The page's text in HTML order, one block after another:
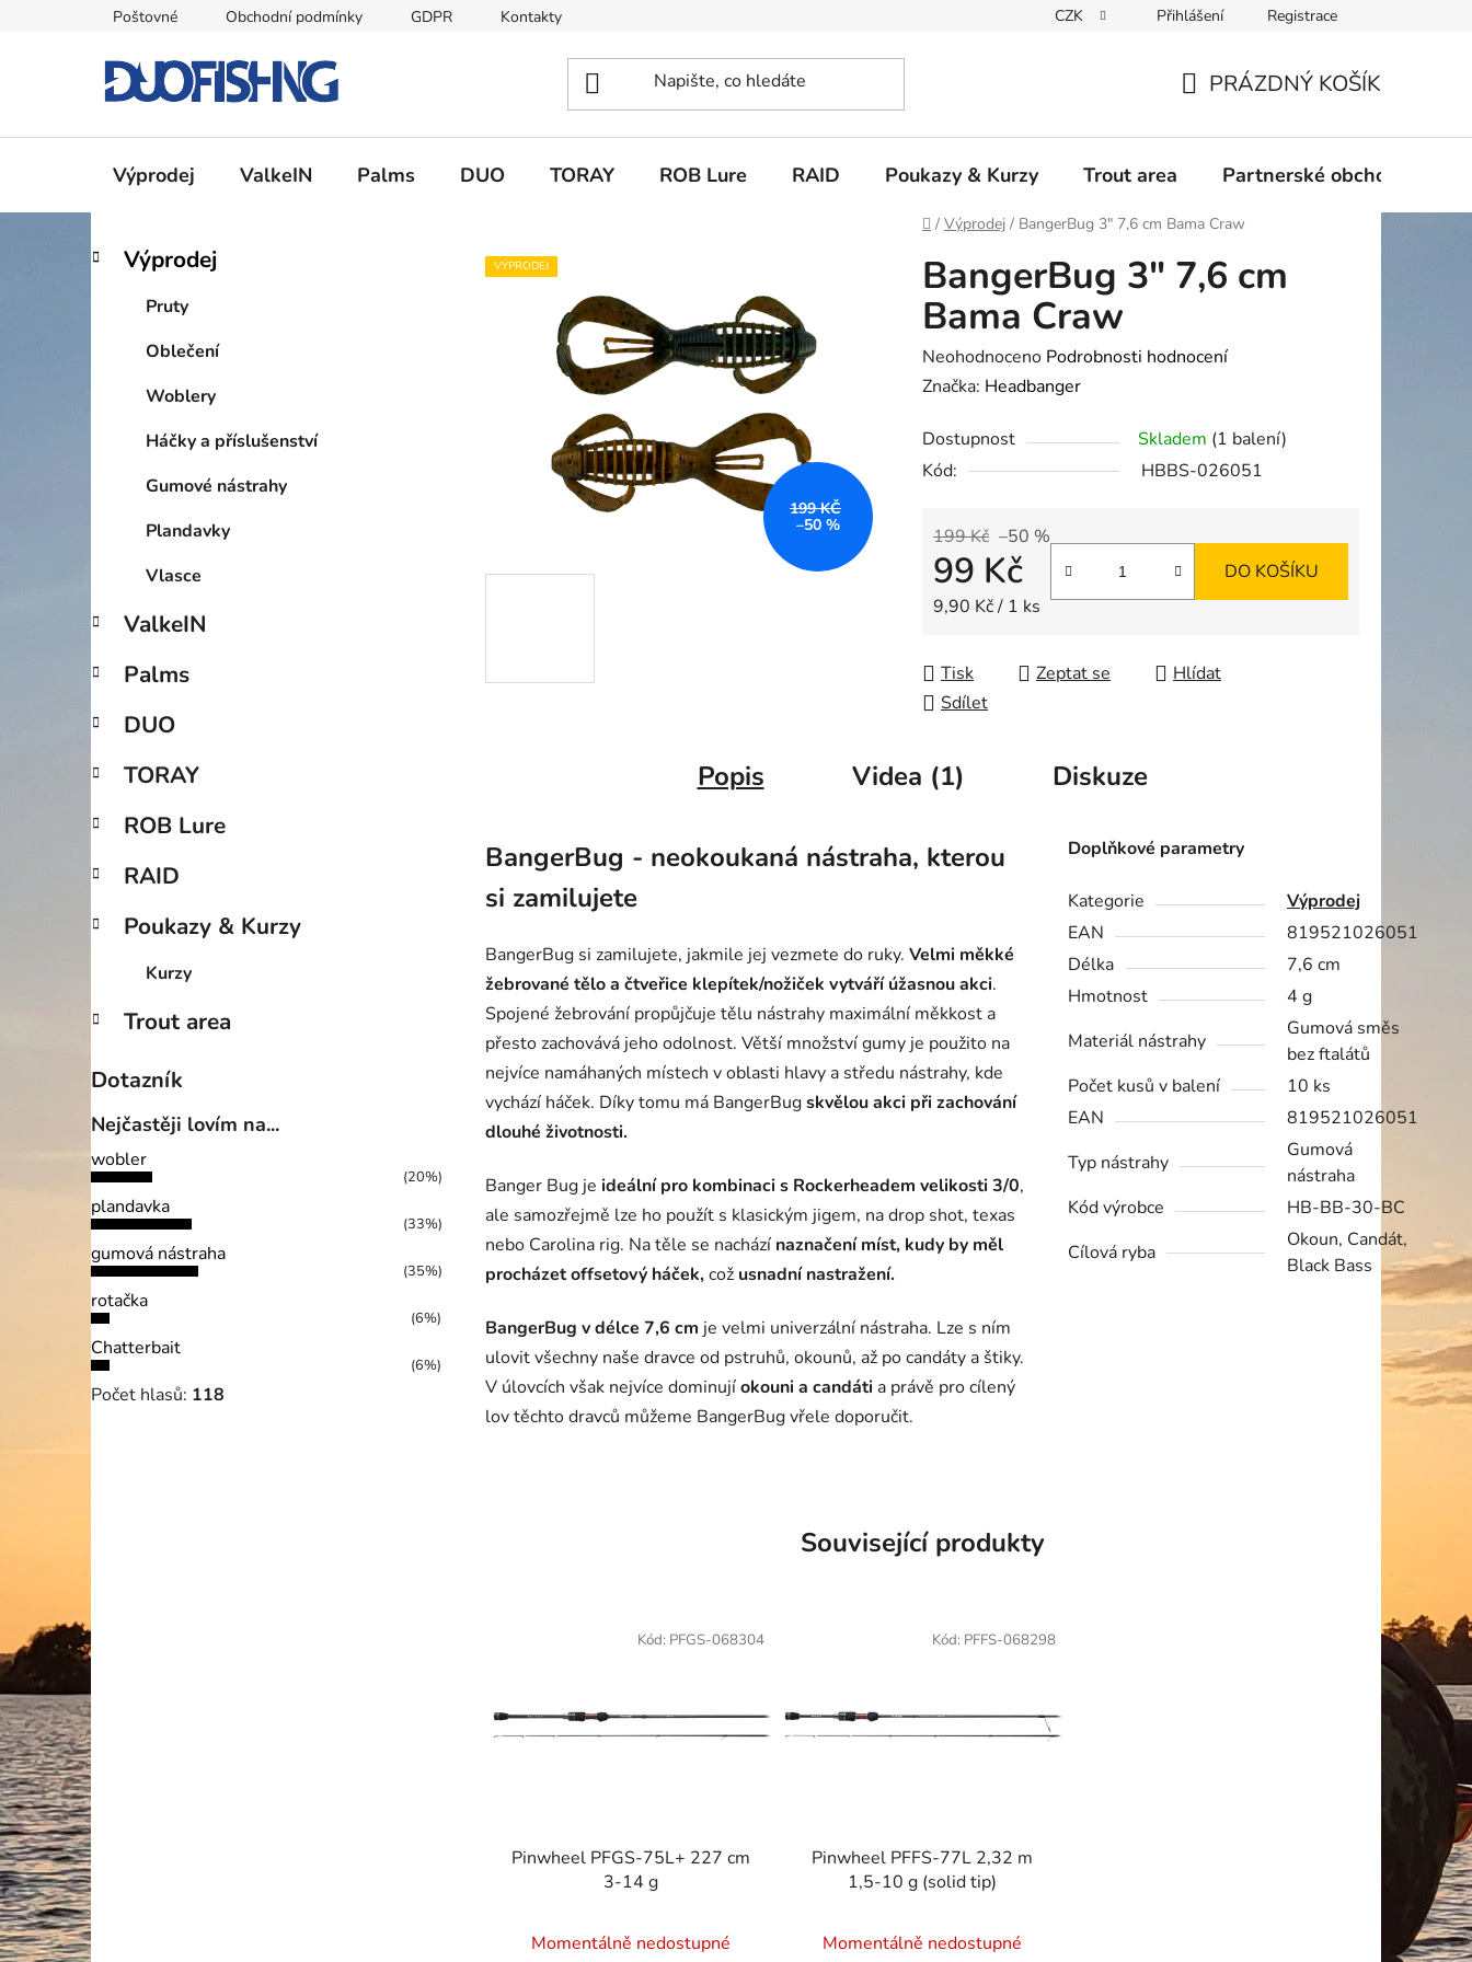
Poštovné Obchodní podmínky GDPR Kontakty CZK Přihlášení Registrace
KOŠÍK
PRÁZDNÝ KOŠÍK
Výprodej ValkeIN Palms DUO TORAY ROB Lure RAID Poukazy & Kurzy Trout area Partnerské obchody
Domů
/ Výprodej / BangerBug 3" 7,6 cm Bama Craw
P
l
Přeskočit
kategorie
K
a
Výprodej
Pruty
Oblečení
Woblery
Háčky a příslušenství
Gumové nástrahy
Plandavky
Vlasce
ValkeIN
Palms
DUO
TORAY
ROB Lure
RAID
Poukazy & Kurzy
Kurzy
Trout area
Dotazník
Nejčastěji lovím na...
wobler
(20%)
plandavka
(33%)
gumová nástraha
(35%)
rotačka
(6%)
Chatterbait
(6%)
Počet hlasů: 118
BangerBug 3" 7,6 cm
Bama Craw
Průměrné
hodnocení
je
0,0
hvězdiček.
Neohodnoceno Podrobnosti hodnocení
Značka: Headbanger
Dostupnost Skladem (1 balení)
Kód:
HBBS-026051
199 Kč –50 %
99 Kč
Měrná cena:
9,90 Kč / 1 ks
DO KOŠÍKU
Tisk Zeptat se
Hlídat
Sdílet
VÝPRODEJ
199 KČ
–50 %
Popis Videa (1) Diskuze
BangerBug - neokoukaná nástraha, kterou
si zamilujete
BangerBug si zamilujete, jakmile jej vezmete do ruky. Velmi měkké
žebrované tělo a čtveřice klepítek/nožiček vytváří úžasnou akci.
Spojené žebrování propůjčuje tělu nástrahy maximální měkkost a
přesto zachovává jeho odolnost. Větší množství gumy je použito na
nejvíce namáhaných místech v oblasti hlavy a středu nástrahy, kde
vychází háček. Díky tomu má BangerBugskvělou akci při zachování
dlouhé životnosti.
Banger Bug je ideální pro kombinaci s Rockerheadem velikosti 3/0,
ale samozřejmě lze ho použít s klasickým jigem, na drop shot, texas
nebo Carolina rig. Na těle se nachází naznačení míst, kudy by měl
procházet offsetový háček,což usnadní nastražení.
BangerBug v délce 7,6 cm je velmi univerzální nástraha. Lze s ním
ulovit všechny naše dravce od pstruhů, okounů, až po candáty a štiky.
V úlovcích však nejvíce dominujíokouni a candáti a právě pro cílený
lov těchto dravců můžeme BangerBug vřele doporučit.
Doplňkové parametry
Kategorie
Výprodej
EAN
819521026051
Délka
7,6 cm
Hmotnost
4 g
Materiál nástrahy
Gumová směs
bez ftalátů
Počet kusů v balení
10 ks
EAN
819521026051
Typ nástrahy
Gumová
nástraha
Kód výrobce
HB-BB-30-BC
Cílová ryba
Okoun, Candát,
Black Bass
Související produkty
Pinwheel PFGS-75L+ 227 cm
3-14 g
hodnocení
Momentálně nedostupné
Kód: PFGS-068304
Pinwheel PFFS-77L 2,32 m
1,5-10 g (solid tip)
Momentálně nedostupné
Kód: PFFS-068298